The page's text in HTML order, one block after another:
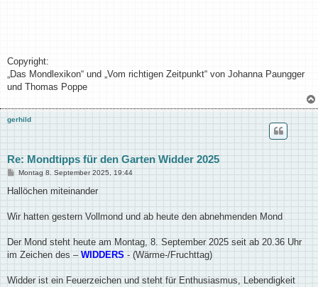
Copyright:
„Das Mondlexikon“ und „Vom richtigen Zeitpunkt“ von Johanna Paungger
und Thomas Poppe
gerhild
Re: Mondtipps für den Garten Widder 2025
B
i
a
Montag 8. September 2025, 19:44
Hallöchen miteinander
Wir hatten gestern Vollmond und ab heute den abnehmenden Mond
Der Mond steht heute am Montag, 8. September 2025 seit ab 20.36 Uhr
im Zeichen des – WIDDERS - (Wärme-/Fruchttag)
Widder ist ein Feuerzeichen und steht für Enthusiasmus, Lebendigkeit